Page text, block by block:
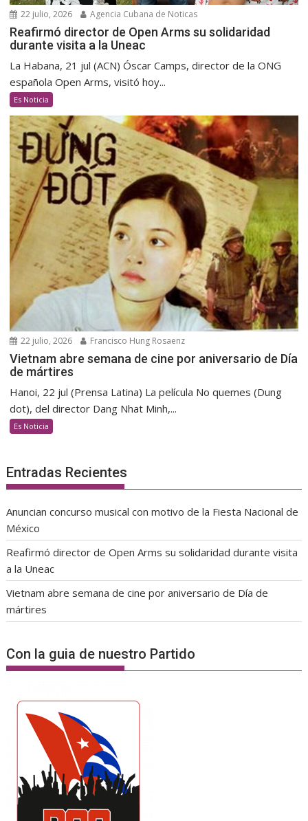
22 julio, 2026 Agencia Cubana de Noticas
Reafirmó director de Open Arms su solidaridad
durante visita a la Uneac
La Habana, 21 jul (ACN) Óscar Camps, director de la ONG
española Open Arms, visitó hoy...
Es Noticia
22 julio, 2026 Francisco Hung Rosaenz
Vietnam abre semana de cine por aniversario de Día
de mártires
Hanoi, 22 jul (Prensa Latina) La película No quemes (Dung
dot), del director Dang Nhat Minh,...
Es Noticia
Entradas Recientes
Anuncian concurso musical con motivo de la Fiesta Nacional de
México
Reafirmó director de Open Arms su solidaridad durante visita
a la Uneac
Vietnam abre semana de cine por aniversario de Día de
mártires
Con la guia de nuestro Partido